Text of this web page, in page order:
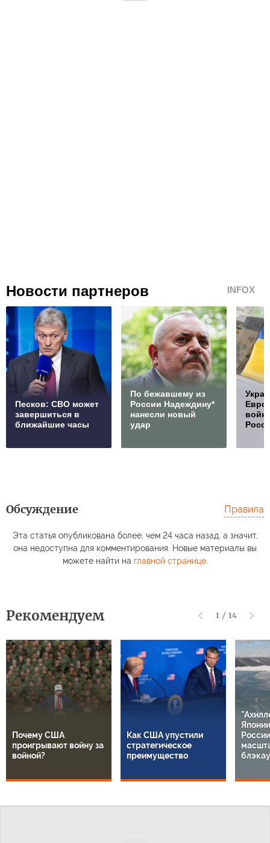
Новости партнеров INFOX
Песков: СВО может
завершиться в
ближайшие часы
По бежавшему из
России Надеждину*
нанесли новый
удар
Обсуждение Правила
Эта статья опубликована более, чем 24 часа назад, а значит,
она недоступна для комментирования. Новые материалы вы
можете найти на главной странице.
Рекомендуем 1 / 14
Почему США
проигрывают войну за
войной?
Как США упустили
стратегическое
преимущество